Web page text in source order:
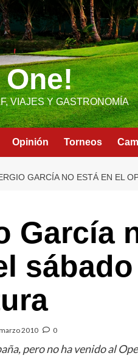
VIAJES Y GASTRONOMÍA
Opinión Torneos
GARCÍA NO ESTÁ EN EL
García
2010 0
pero no ha venido al